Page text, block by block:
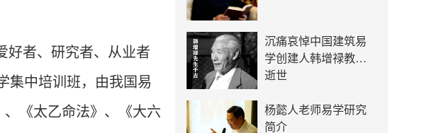
好者、研究者、从业者
集中培训班，由我国易
《太乙命法》、《大六
沉痛哀悼中国建筑易
学创建人韩增禄教授
逝世
杨懿人老师易学研究
简介